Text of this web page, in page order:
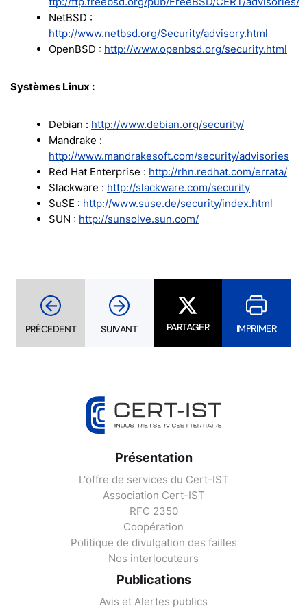
NetBSD :
http://www.netbsd.org/Security/advisory.html
OpenBSD : http://www.openbsd.org/security.html
Systèmes Linux :
Debian : http://www.debian.org/security/
Mandrake :
http://www.mandrakesoft.com/security/advisories
Red Hat Enterprise : http://rhn.redhat.com/errata/
Slackware : http://slackware.com/security
SuSE : http://www.suse.de/security/index.html
SUN : http://sunsolve.sun.com/
PRÉCEDENT SUIVANT PARTAGER IMPRIMER
Présentation
L'offre de services du Cert-IST
Association Cert-IST
RFC 2350
Coopération
Politique de divulgation des failles
Nos interlocuteurs
Publications
Avis et Alertes publics